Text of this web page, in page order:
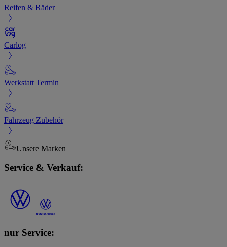
Reifen & Räder
Carlog
Werkstatt Termin
Fahrzeug Zubehör
Unsere Marken
Service & Verkauf:
nur Service: